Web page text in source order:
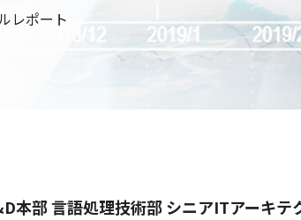
レポート
本部 言語処理技術部 シニアITアーキテ